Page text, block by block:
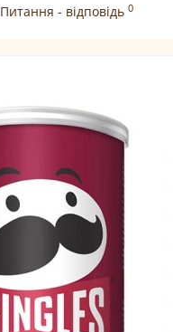
Питання - відповідь 0